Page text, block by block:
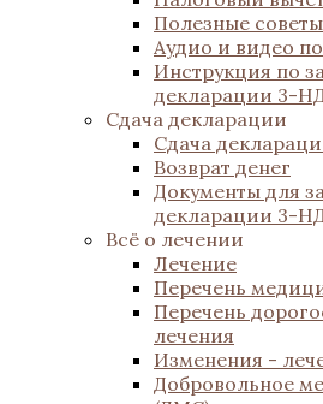
Полезные
Аудио и видео
Инструкция по
декларации 3-
Сдача декларации
Сдача
Возврат денег
Документы для
декларации 3-
Всё о лечении
Лечение
Перечень
Перечень
лечения
Изменения -
Добровольное